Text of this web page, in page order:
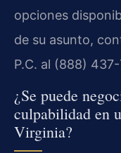
opciones
de su asunto,
P.C. al (888) 437-
¿Se puede
culpabilidad en
Virginia?